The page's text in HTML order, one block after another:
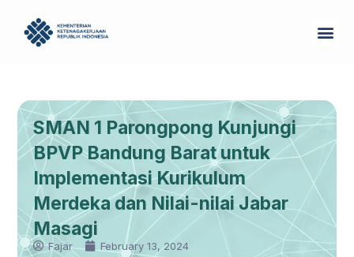
content
SMAN 1 Parongpong Kunjungi
BPVP Bandung Barat untuk
Implementasi Kurikulum
Merdeka dan Nilai-nilai Jabar
Masagi
Fajar February 13, 2024